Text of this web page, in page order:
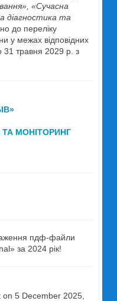
«Сучасна
діагностика та
до переліку
у межах відповідних
31 травня 2029 р. з
МОНІТОРИНГ
пдф-файли
за 2024 рік!
5 December 2025,